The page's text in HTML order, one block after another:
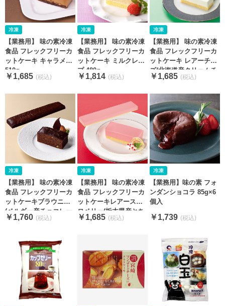
【業務用】 味の素冷凍
食品 フレックフリーカ
ットケーキ キャラメル
510g
￥1,685
【業務用】 味の素冷凍
食品 フレックフリーカ
ットケーキ ミルクレー
プ 480g
￥1,814
【業務用】 味の素冷凍
食品 フレックフリーカ
ットケーキ レアーチー
ズ(北海道産クリームチ
ーズ使用) 415g
￥1,685
【業務用】 味の素冷凍
食品 フレックフリーカ
ットケーキブラウニー
(ベルギー産チョコレー
ト使用) 370g
￥1,760
【業務用】 味の素冷凍
食品 フレックフリーカ
ットケーキレアースト
ロベリー(栃木県産とち
おとめ苺果汁使用)
￥1,685
【業務用】味の素 フォ
ンダンショコラ 85g×6
個入
￥1,739